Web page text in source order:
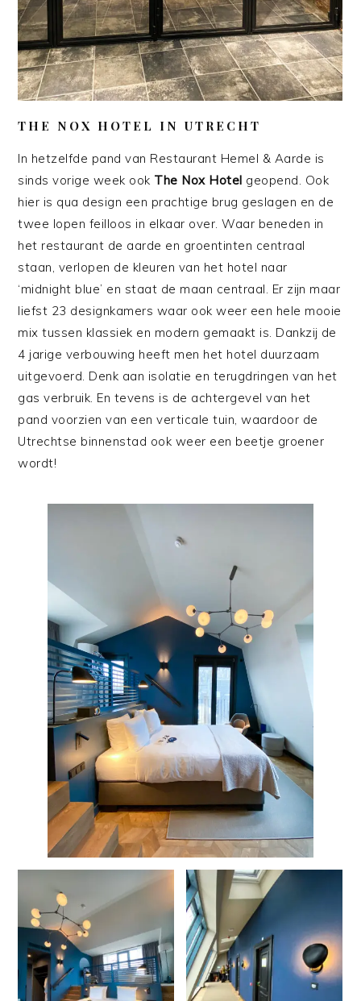
THE NOX HOTEL IN UTRECHT
In hetzelfde pand van Restaurant Hemel & Aarde is
sinds vorige week ook The Nox Hotel geopend. Ook
hier is qua design een prachtige brug geslagen en de
twee lopen feilloos in elkaar over. Waar beneden in
het restaurant de aarde en groentinten centraal
staan, verlopen de kleuren van het hotel naar
‘midnight blue’ en staat de maan centraal. Er zijn maar
liefst 23 designkamers waar ook weer een hele mooie
mix tussen klassiek en modern gemaakt is. Dankzij de
4 jarige verbouwing heeft men het hotel duurzaam
uitgevoerd. Denk aan isolatie en terugdringen van het
gas verbruik. En tevens is de achtergevel van het
pand voorzien van een verticale tuin, waardoor de
Utrechtse binnenstad ook weer een beetje groener
wordt!